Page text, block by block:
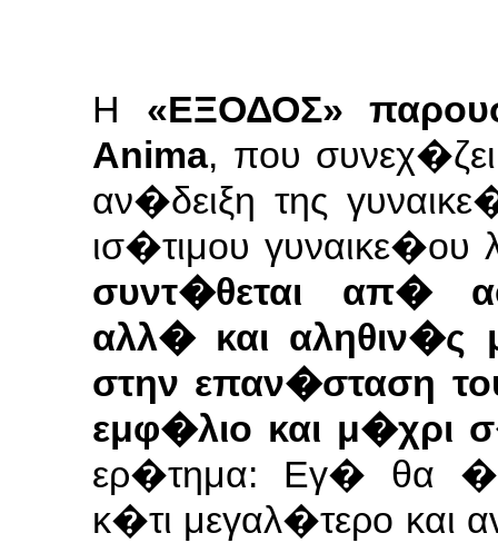
Η «ΕΞΟΔΟΣ»
Anima, που
αν�δειξη της
ισ�τιμου
συντ�θεται απ�
αλλ� και αληθιν�ς
στην επαν�σταση
εμφ�λιο και μ�χρι
ερ�τημα: Εγ� θα
κ�τι μεγαλ�τερο και